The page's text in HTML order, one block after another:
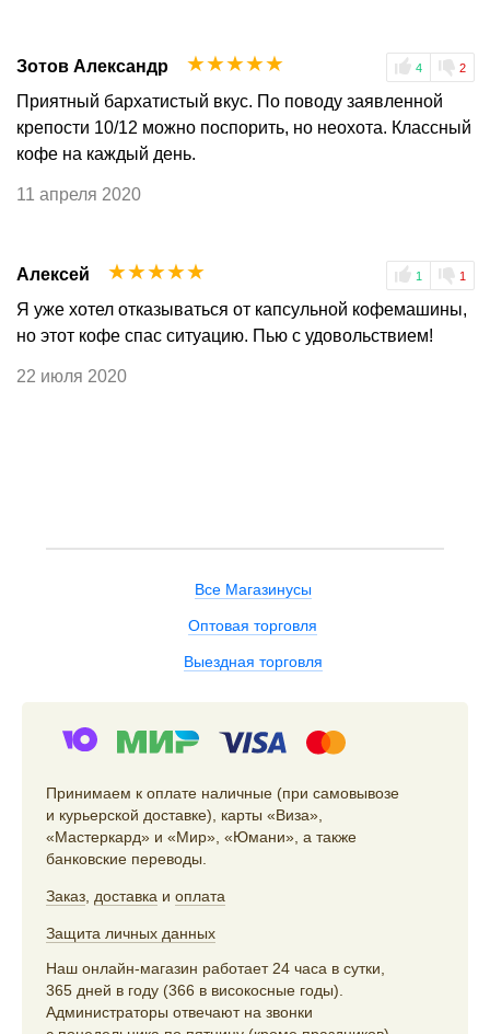
Зотов Александр 4 2
☆
☆
☆
☆
☆
Приятный бархатистый вкус. По поводу заявленной
крепости 10/12 можно поспорить, но неохота. Классный
кофе на каждый день.
11 апреля 2020
Алексей 1 1
☆
☆
☆
☆
☆
Я уже хотел отказываться от капсульной кофемашины,
но этот кофе спас ситуацию. Пью с удовольствием!
22 июля 2020
Все Магазинусы
Оптовая торговля
Выездная торговля
Принимаем к оплате наличные (при самовывозе
и курьерской доставке), карты «Виза»,
«Мастеркард» и «Мир», «Юмани», а также
банковские переводы.
Заказ, доставка и оплата
Защита личных данных
Наш онлайн-магазин работает 24 часа в сутки,
365 дней в году (366 в високосные годы).
Администраторы отвечают на звонки